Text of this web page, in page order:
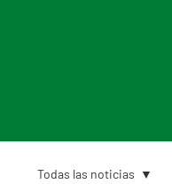
Todas las noticias